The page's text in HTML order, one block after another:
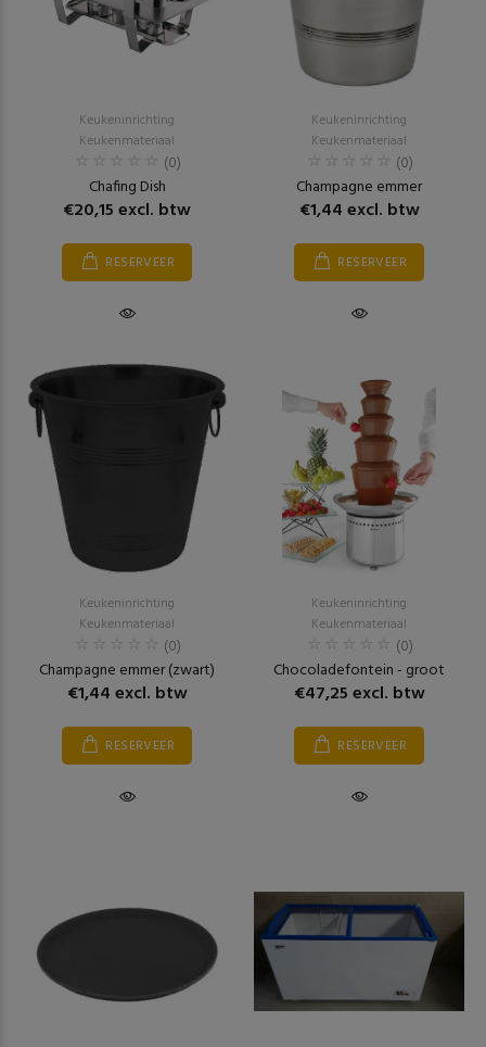
Keukeninrichting
Keukenmateriaal
(0)
Chafing Dish
€20,15 excl. btw
RESERVEER
Keukeninrichting
Keukenmateriaal
(0)
Champagne emmer
€1,44 excl. btw
RESERVEER
Keukeninrichting
Keukenmateriaal
(0)
Champagne emmer (zwart)
€1,44 excl. btw
RESERVEER
Keukeninrichting
Keukenmateriaal
(0)
Chocoladefontein - groot
€47,25 excl. btw
RESERVEER